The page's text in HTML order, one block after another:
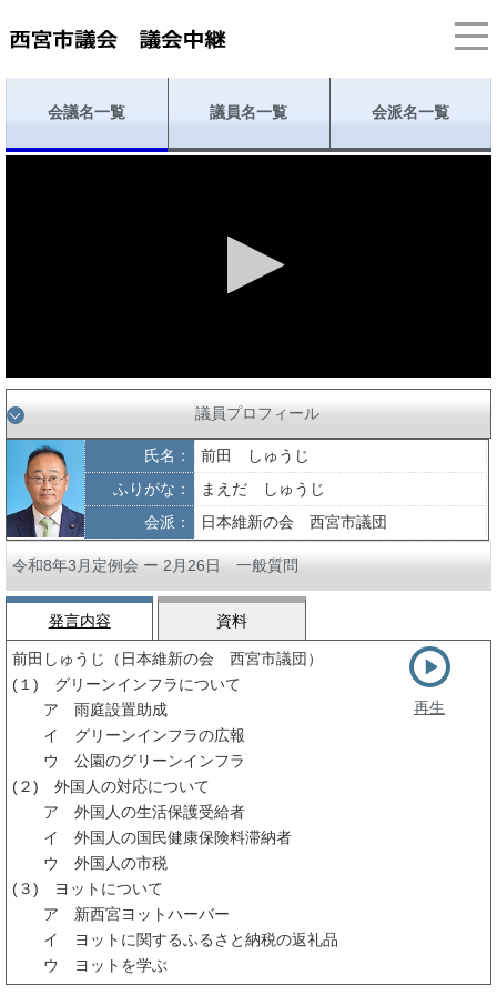
会議名一覧 議員名一覧 会派名一覧
議員プロフィール
氏名：
前田 しゅうじ
ふりがな：
まえだ しゅうじ
会派：
日本維新の会 西宮市議団
令和8年3月定例会 ー 2月26日 一般質問
発言内容 資料
前田しゅうじ（日本維新の会 西宮市議団）
(１) グリーンインフラについて
ア 雨庭設置助成
イ グリーンインフラの広報
ウ 公園のグリーンインフラ
(２) 外国人の対応について
ア 外国人の生活保護受給者
イ 外国人の国民健康保険料滞納者
ウ 外国人の市税
(３) ヨットについて
ア 新西宮ヨットハーバー
イ ヨットに関するふるさと納税の返礼品
ウ ヨットを学ぶ
再生